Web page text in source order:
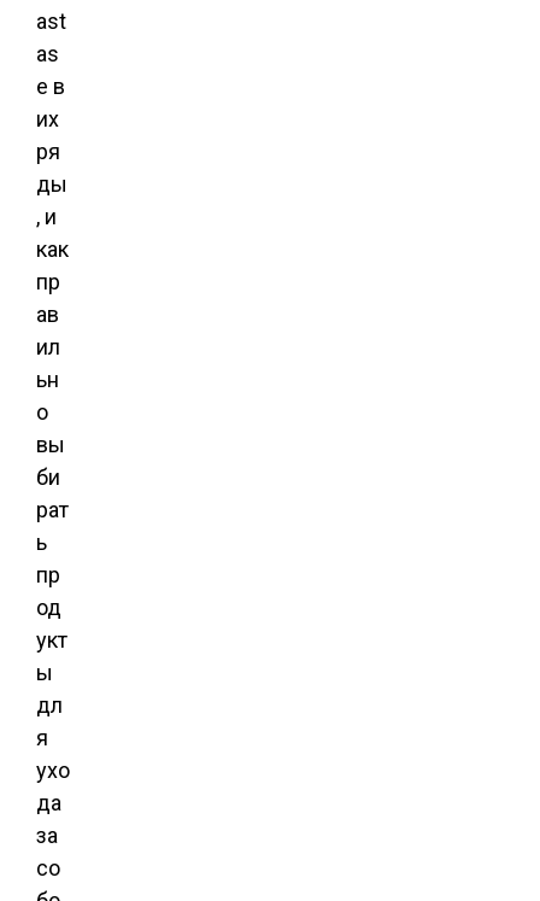
ast
as
e в
их
ря
ды
, и
как
пр
ав
ил
ьн
о
вы
би
рат
ь
пр
од
укт
ы
дл
я
ухо
да
за
со